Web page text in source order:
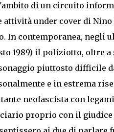
di un circuito
attività under cover di
In contemporanea, negli
1989) il poliziotto, oltre
piuttosto difficile
e in estrema
neofascista con
proprio con il giudice